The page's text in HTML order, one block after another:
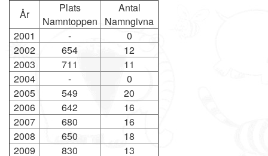
År
Plats
Namntoppen
Antal
Namngivna
2001
-
0
2002
654
12
2003
711
11
2004
-
0
2005
549
20
2006
642
16
2007
680
16
2008
650
18
2009
830
13